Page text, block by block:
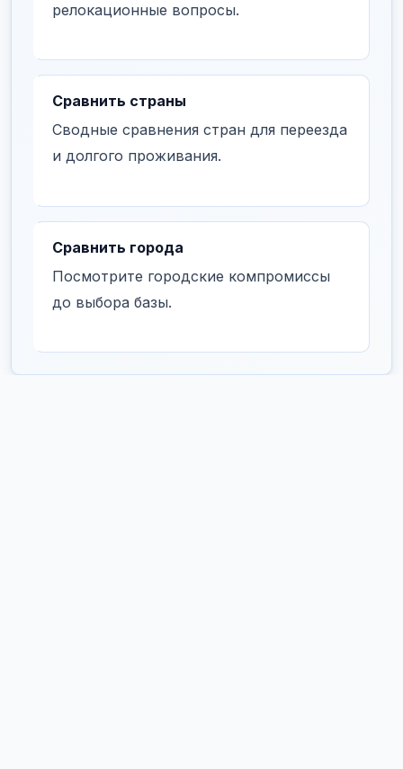
релокационные вопросы.
Сравнить страны
Сводные сравнения стран для переезда
и долгого проживания.
Сравнить города
Посмотрите городские компромиссы
до выбора базы.